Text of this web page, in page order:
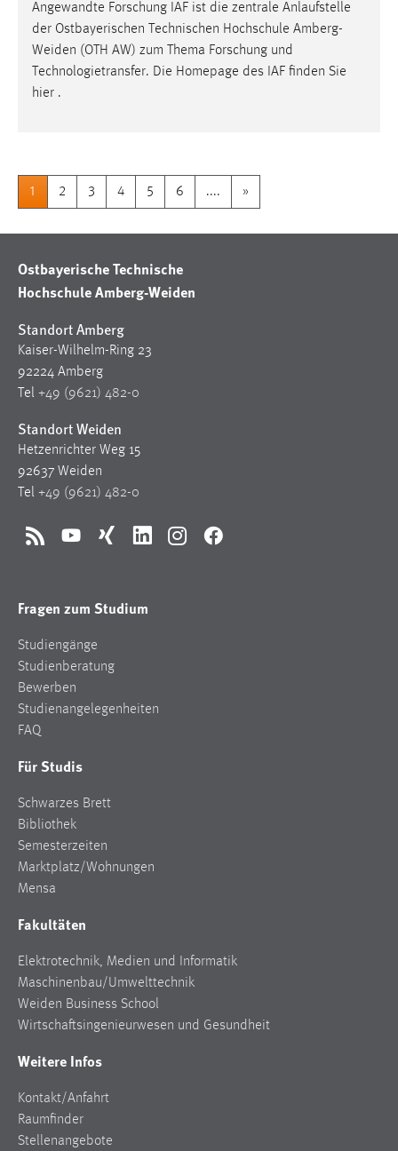
Angewandte Forschung IAF ist die zentrale Anlaufstelle
der Ostbayerischen Technischen Hochschule Amberg-
Weiden (OTH AW) zum Thema Forschung und
Technologietransfer. Die Homepage des IAF finden Sie
hier .
1 2 3 4 5 6 .... »
Ostbayerische Technische
Hochschule Amberg-Weiden
Standort Amberg
Kaiser-Wilhelm-Ring 23
92224 Amberg
Tel +49 (9621) 482-0
Standort Weiden
Hetzenrichter Weg 15
92637 Weiden
Tel +49 (9621) 482-0
RSS YouTubeXing LinkedInInstagramFacebook
Fragen zum Studium
Studiengänge
Studienberatung
Bewerben
Studienangelegenheiten
FAQ
Für Studis
Schwarzes Brett
Bibliothek
Semesterzeiten
Marktplatz/Wohnungen
Mensa
Fakultäten
Elektrotechnik, Medien und Informatik
Maschinenbau/Umwelttechnik
Weiden Business School
Wirtschaftsingenieurwesen und Gesundheit
Weitere Infos
Kontakt/Anfahrt
Raumfinder
Stellenangebote